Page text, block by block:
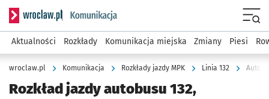
Serwis informacyjny wroclaw.pl podserwis: Komunikacja
Aktualności Rozkłady Komunikacja miejska Zmiany Piesi
wroclaw.pl Komunikacja Rozkłady jazdy MPK Linia 132
Rozkład jazdy autobusu 132,